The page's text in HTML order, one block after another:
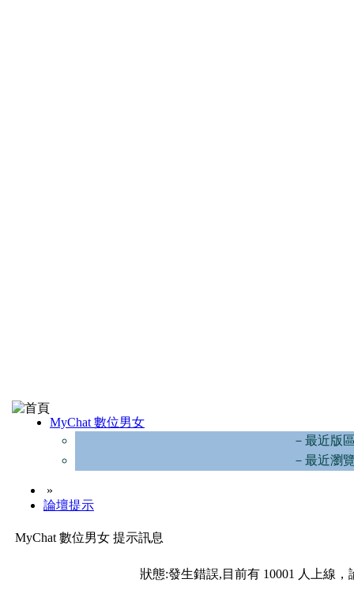
MyChat 數位男女
－最近版
－最近瀏
»
論壇提示
MyChat 數位男女 提示訊息
狀態:發生錯誤,目前有 10001 人上線